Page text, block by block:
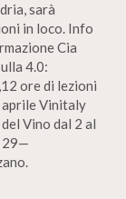
sarà
in loco. Info
Cia
4.0:
ore di lezioni
aprile Vinitaly
Vino dal 2 al
29—